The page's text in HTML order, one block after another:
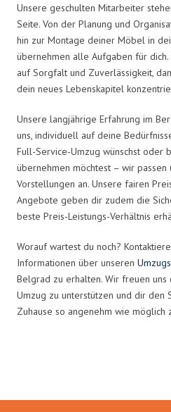
Unsere geschulten Mitarbeiter
Seite. Von der Planung und
hin zur Montage deiner Möbel in
übernehmen alle Aufgaben für
auf Sorgfalt und Zuverlässigkeit,
dein neues Lebenskapitel
Unsere langjährige Erfahrung im
uns, individuell auf deine
Full-Service-Umzug wünschst oder
übernehmen möchtest – wir
Vorstellungen an. Unsere fairen
Angebote geben dir zudem die
beste Preis-Leistungs-Verhältnis
Worauf wartest du noch?
Informationen über unseren
Belgrad zu erhalten. Wir freuen uns
Umzug zu unterstützen und dir den
Zuhause so angenehm wie möglich